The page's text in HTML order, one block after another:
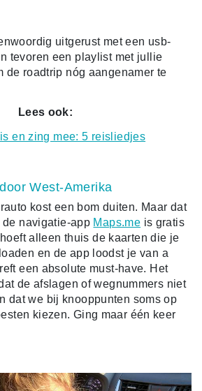
uitgerust met een usb-
tevoren een playlist met jullie
de roadtrip nóg aangenamer te
Lees ook:
en zing mee: 5 reisliedjes
West-Amerika
kost een bom duiten. Maar dat
de navigatie-app Maps.me is gratis
alleen thuis de kaarten die je
en de app loodst je van a
een absolute must-have. Het
de afslagen of wegnummers niet
dat we bij knooppunten soms op
kiezen. Ging maar één keer